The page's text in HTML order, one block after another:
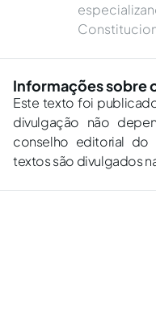
Informações sobre
Este texto foi
divulgação não
conselho editorial do
textos são divulgados